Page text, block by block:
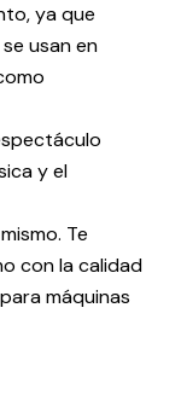
ya que
usan en
y el
Te
con la calidad
máquinas